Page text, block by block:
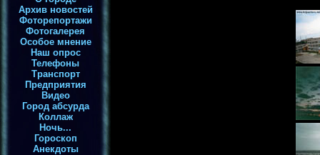
Архив новостей
Фоторепортажи
Фотогалерея
Особое мнение
Наш опрос
Телефоны
Транспорт
Предприятия
Видео
Город абсурда
Коллаж
Ночь...
Гороскоп
Анекдоты